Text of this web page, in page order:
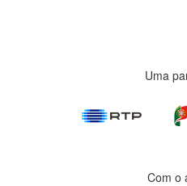
Uma
Com o